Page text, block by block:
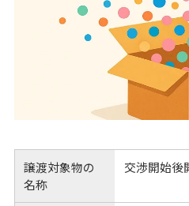
譲渡対象物の
名称
交渉開始後